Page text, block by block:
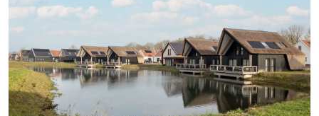
Appartements
Campingplätze
Ferienhäuser
-